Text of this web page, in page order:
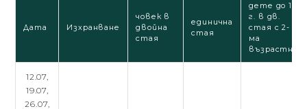
Дата Изхранване
човек в
двойна
стая
единична
стая
дете до 12
г. в дв.
стая с 2-
ма
възрастни
12.07,
19.07,
26.07,